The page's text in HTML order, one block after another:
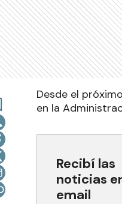
Desde el
en la
Recibí las
noticias
email